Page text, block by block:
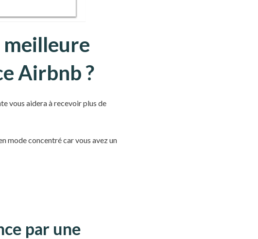
Airbnb ?
vous aidera à recevoir plus de
mode concentré car vous avez un
par une